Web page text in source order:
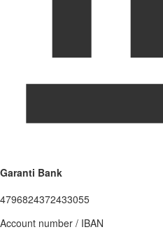
Garanti Bank
4796824372433055
Account number / IBAN